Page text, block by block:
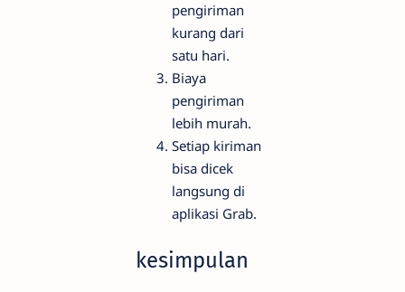
pengiriman
kurang dari
satu hari.
Biaya
pengiriman
lebih murah.
Setiap kiriman
bisa dicek
langsung di
aplikasi Grab.
kesimpulan